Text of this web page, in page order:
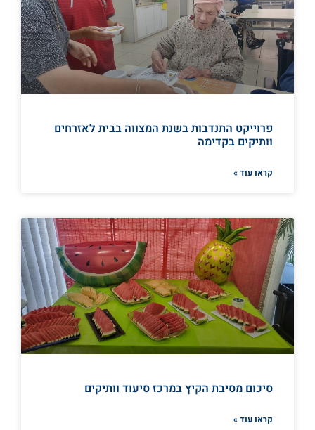
פרוייקט התנדבות בשנת המצווה בבית לאזרחים
וותיקים בקדימה
קראו עוד »
סיכום מסיבת הקיץ במרכז סיעוד וותיקים
קראו עוד »